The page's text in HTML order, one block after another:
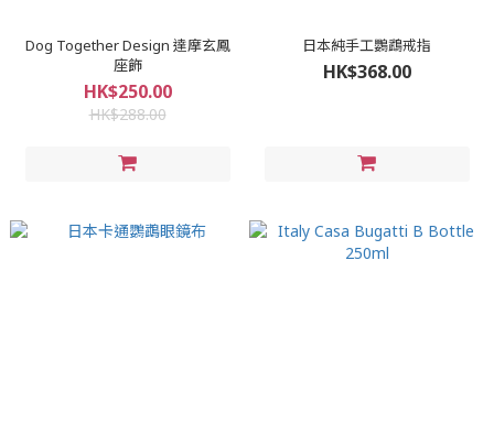
Dog Together Design 達摩玄鳳
座飾
HK$250.00
HK$288.00
日本純手工鸚鵡戒指
HK$368.00